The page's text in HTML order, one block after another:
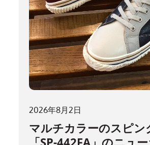
2026年8月2日
マルチカラーのスピン
「SP-442FA」のニュ